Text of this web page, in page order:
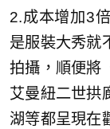
2.成本增加3
是服裝大秀就
拍攝，順便將
艾曼紐二世拱
湖等都呈現在